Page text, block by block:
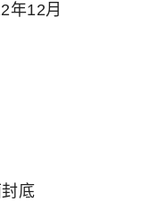
年12月
底